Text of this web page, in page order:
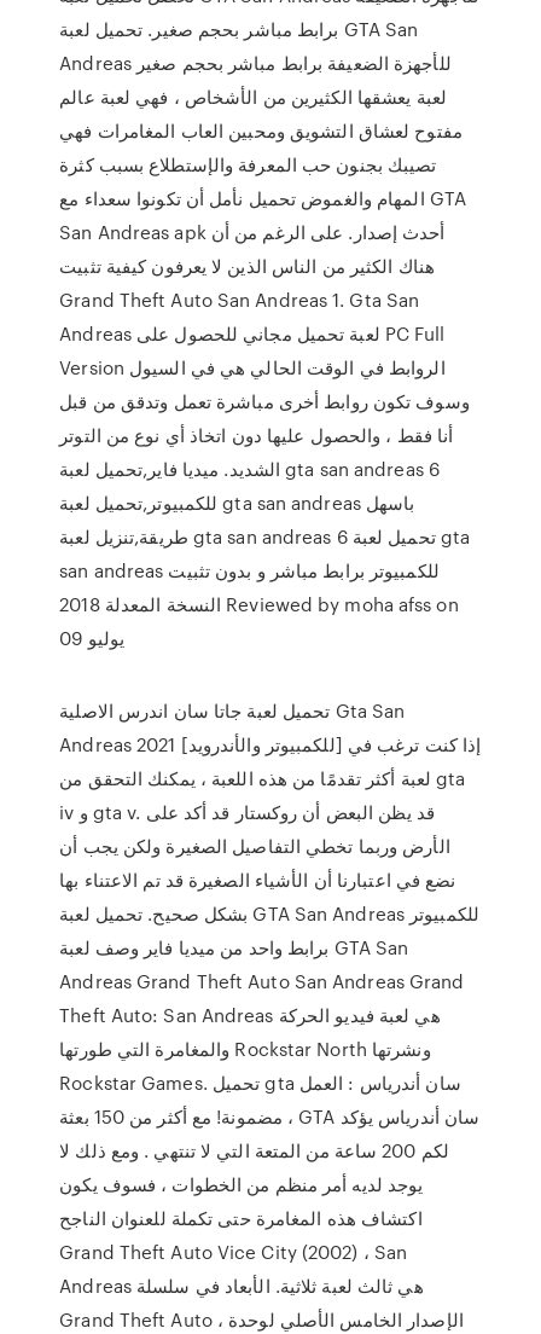
برابط مباشر بحجم صغير. تحميل لعبة GTA San
Andreas للأجهزة الضعيفة برابط مباشر بحجم صغير
لعبة يعشقها الكثيرين من الأشخاص ، فهي لعبة عالم
مفتوح لعشاق التشويق ومحبين العاب المغامرات فهي
تصيبك بجنون حب المعرفة والإستطلاع بسبب كثرة
المهام والغموض تحميل نأمل أن تكونوا سعداء مع GTA
San Andreas apk أحدث إصدار. على الرغم من أن
هناك الكثير من الناس الذين لا يعرفون كيفية تثبيت
Grand Theft Auto San Andreas 1. Gta San
Andreas لعبة تحميل مجاني للحصول على PC Full
Version الروابط في الوقت الحالي هي في السيول
وسوف تكون روابط أخرى مباشرة تعمل وتدقق من قبل
أنا فقط ، والحصول عليها دون اتخاذ أي نوع من التوتر
الشديد. ميديا فاير,تحميل لعبة gta san andreas 6
للكمبيوتر,تحميل لعبة gta san andreas باسهل
طريقة,تنزيل لعبة gta san andreas 6 تحميل لعبة gta
san andreas للكمبيوتر برابط مباشر و بدون تثبيت
النسخة المعدلة 2018 Reviewed by moha afss on
يوليو 09
تحميل لعبة جاتا سان اندرس الاصلية Gta San
Andreas 2021 [للكمبيوتر والأندرويد] إذا كنت ترغب في
لعبة أكثر تقدمًا من هذه اللعبة ، يمكنك التحقق من gta
iv و gta v. قد يظن البعض أن روكستار قد أكد على
الأرض وربما تخطي التفاصيل الصغيرة ولكن يجب أن
نضع في اعتبارنا أن الأشياء الصغيرة قد تم الاعتناء بها
بشكل صحيح. تحميل لعبة GTA San Andreas للكمبيوتر
برابط واحد من ميديا فاير وصف لعبة GTA San
Andreas Grand Theft Auto San Andreas Grand
Theft Auto: San Andreas هي لعبة فيديو الحركة
والمغامرة التي طورتها Rockstar North ونشرتها
Rockstar Games. تحميل gta سان أندرياس : العمل
مضمونة! مع أكثر من 150 بعثة ، GTA سان أندرياس يؤكد
لكم 200 ساعة من المتعة التي لا تنتهي . ومع ذلك لا
يوجد لديه أمر منظم من الخطوات ، فسوف يكون
اكتشاف هذه المغامرة حتى تكملة للعنوان الناجح
Grand Theft Auto Vice City (2002) ، San
Andreas هي ثالث لعبة ثلاثية. الأبعاد في سلسلة
Grand Theft Auto ، الإصدار الخامس الأصلي لوحدة